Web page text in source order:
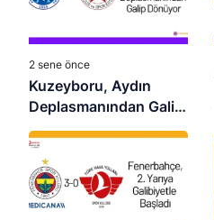
2 sene önce
Kuzeyboru, Aydın
Deplasmanından Galip
Dönüyor